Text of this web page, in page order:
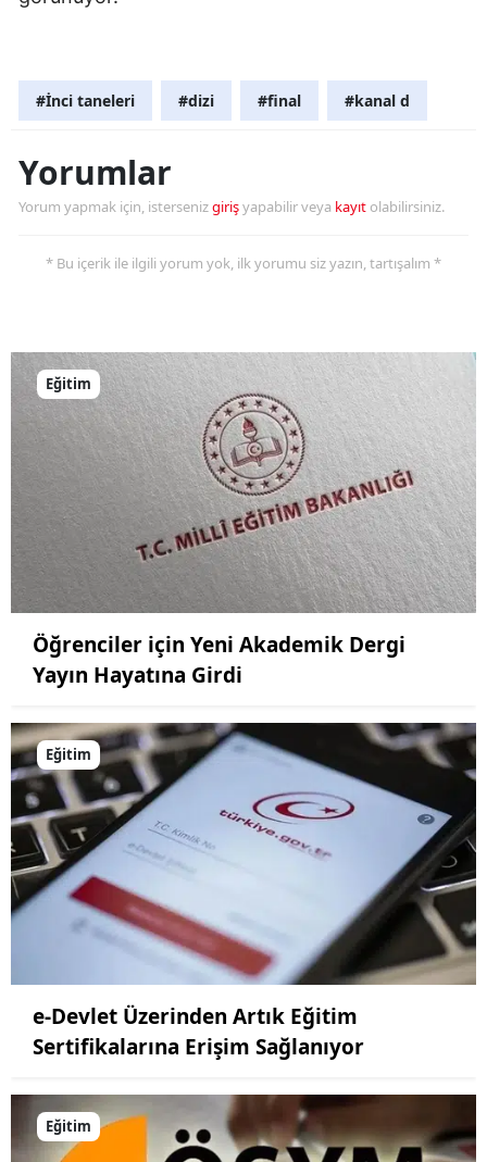
Siirt
Sinop
Tekirdağ
Tokat
Tunceli
Şanlıurfa
Uşak
Van
Yozgat
Zonguldak
Aksaray
Kırıkkale
Batman
Ardahan
Iğdır
Yalova
Karabük
Kilis
Osmaniye
#İnci taneleri #dizi #final #kanal d
Yorumlar
Yorum yapmak için, istersenizgirişyapabilir veya kayıt olabilirsiniz.
* Bu içerik ile ilgili yorum yok, ilk yorumu siz yazın, tartışalım *
Eğitim
Öğrenciler için Yeni Akademik Dergi
Yayın Hayatına Girdi
Eğitim
e-Devlet Üzerinden Artık Eğitim
Sertifikalarına Erişim Sağlanıyor
Eğitim